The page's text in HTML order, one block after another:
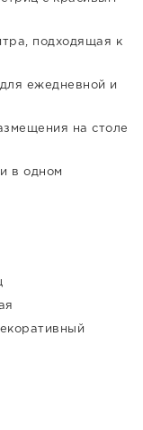
подходящая к
ежедневной и
на столе
в одном